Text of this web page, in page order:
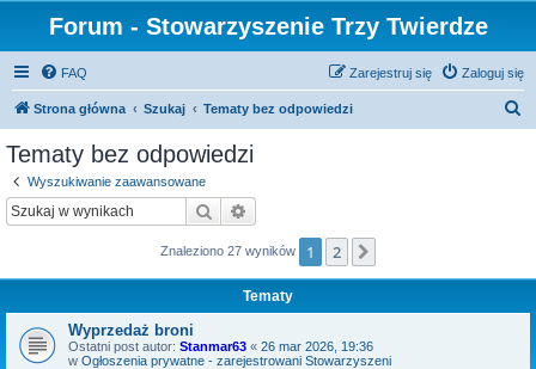
Forum - Stowarzyszenie Trzy Twierdze
FAQ Zaloguj się
Zarejestruj się
Strona główna Szukaj Tematy bez odpowiedzi
Tematy bez odpowiedzi
Wyszukiwanie zaawansowane
Szukaj
Znaleziono 27 wyników 1 2
Tematy
Wyprzedaż broni
Ostatni post autor: Stanmar63 « 26 mar 2026, 19:36
w Ogłoszenia prywatne - zarejestrowani Stowarzyszeni